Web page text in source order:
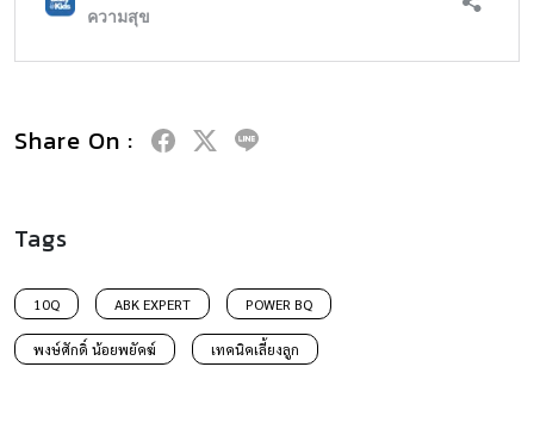
Share On :
Tags
10Q ABK EXPERT POWER BQ
พงษ์ศักดิ์ น้อยพยัคฆ์ เทคนิคเลี้ยงลูก